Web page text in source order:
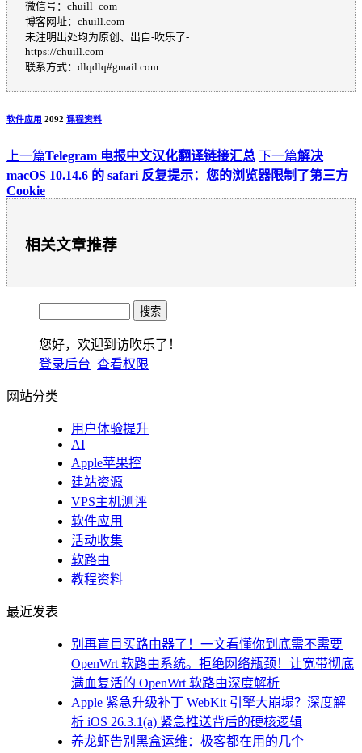
微信号：chuill_com
博客网址：chuill.com
未注明出处均为原创、出自-吹乐了-
https://chuill.com
联系方式：dlqdlq#gmail.com
软件应用 2092 课程资料
上一篇Telegram 电报中文汉化翻译链接汇总 下一篇解决
macOS 10.14.6 的 safari 反复提示：您的浏览器限制了第三方
Cookie
相关文章推荐
您好，欢迎到访吹乐了！
登录后台 查看权限
网站分类
用户体验提升
AI
Apple苹果控
建站资源
VPS主机测评
软件应用
活动收集
软路由
教程资料
最近发表
别再盲目买路由器了！一文看懂你到底需不需要
OpenWrt 软路由系统。拒绝网络瓶颈！让宽带彻底
满血复活的 OpenWrt 软路由深度解析
Apple 紧急升级补丁 WebKit 引擎大崩塌？深度解
析 iOS 26.3.1(a) 紧急推送背后的硬核逻辑
养龙虾告别黑盒运维：极客都在用的几个